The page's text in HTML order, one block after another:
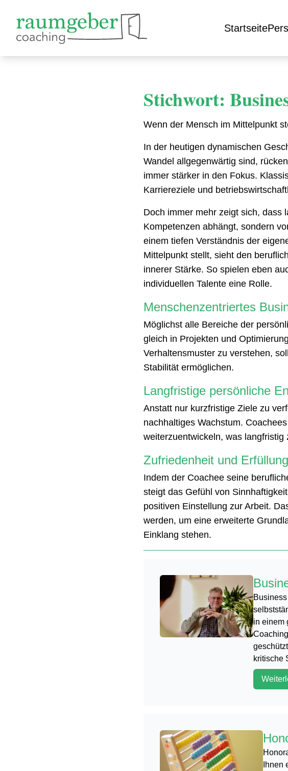
Startseite
Stichwort:
Wenn der Mensch im Mittelpunkt
In der heutigen dynamischen
Wandel allgegenwärtig sind,
immer stärker in den Fokus.
Karriereziele und
Doch immer mehr zeigt sich, dass
Kompetenzen abhängt, sondern
einem tiefen Verständnis der
Mittelpunkt stellt, sieht den
innerer Stärke. So spielen eben
individuellen Talente eine Rolle.
Menschenzentriertes
Möglichst alle Bereiche der
gleich in Projekten und
Verhaltensmuster zu verstehen,
Stabilität ermöglichen.
Langfristige persönliche
Anstatt nur kurzfristige Ziele zu
nachhaltiges Wachstum.
weiterzuentwickeln, was
Zufriedenheit und Erfüllung
Indem der Coachee seine
steigt das Gefühl von
positiven Einstellung zur Arbeit.
werden, um eine erweiterte
Einklang stehen.
in einem
kritische
Ihnen